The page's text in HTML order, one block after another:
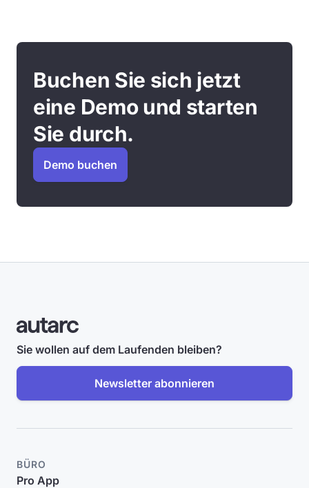
Buchen Sie sich jetzt
eine Demo und starten
Sie durch.
Demo buchen
Sie wollen auf dem Laufenden bleiben?
Newsletter abonnieren
BÜRO
Pro App